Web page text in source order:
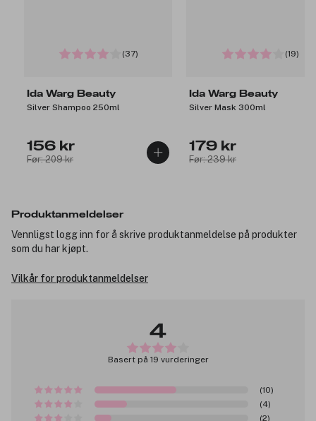
(37)
Ida Warg Beauty
Silver Shampoo 250ml
156 kr
Før: 209 kr
(19)
Ida Warg Beauty
Silver Mask 300ml
179 kr
Før: 239 kr
Produktanmeldelser
Vennligst logg inn for å skrive produktanmeldelse på produkter
som du har kjøpt.
Vilkår for produktanmeldelser
4
Basert på 19 vurderinger
(10)
(4)
(2)